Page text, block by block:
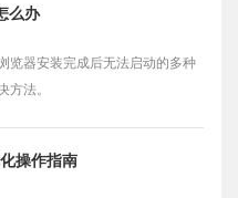
么办
览器安装完成后无法启动的多种
方法。
操作指南